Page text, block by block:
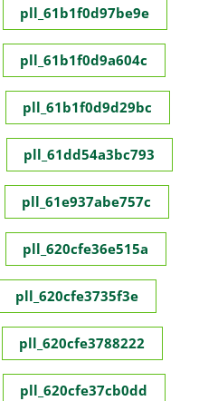
pll_61b1f0d97be9e
pll_61b1f0d9a604c
pll_61b1f0d9d29bc
pll_61dd54a3bc793
pll_61e937abe757c
pll_620cfe36e515a
pll_620cfe3735f3e
pll_620cfe3788222
pll_620cfe37cb0dd